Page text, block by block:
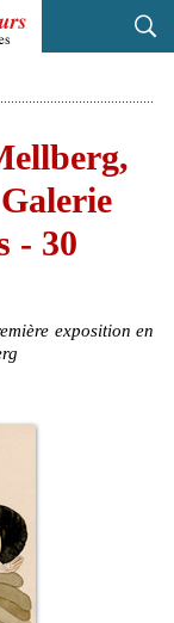
- 30
exposition en